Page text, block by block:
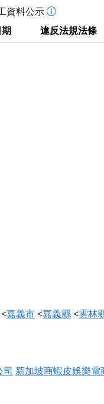
資料公示
違反法規法條
<嘉義市<嘉義縣<雲林
司 新加坡商蝦皮娛樂